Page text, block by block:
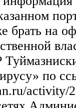
на
по
activity/